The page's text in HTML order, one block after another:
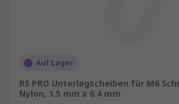
Auf Lager
RS PRO Unterlegscheiben für M6
Nylon, 1.5 mm x 6.4 mm